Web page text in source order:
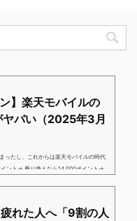
】楽天モバイルの
バい（2025年3月
ったし、これからは楽天モバイルの時代
イント→ 乗り換えなら14,000ポイント→
の陣の楽天モバイル。ついに「最後の賭
た。■キャンペーン概要三木谷社長の特
れた人へ「9割の人